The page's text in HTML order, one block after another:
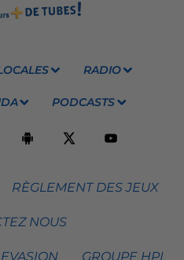
RADIO
PODCASTS
RÈGLEMENT DES JEUX
NOUS
GROUPE HPI